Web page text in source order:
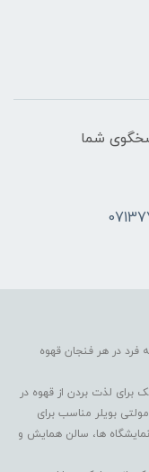
پاسخگوی شما
فرد در هر فنجان قهوه
برای لذت بردن از قهوه در
بویلر مناسب برای
نمایشگاه ها، سالن همایش و